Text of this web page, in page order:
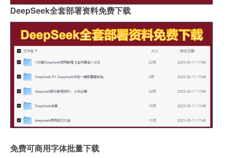
DeepSeek全套部署资料免费下载
免费可商用字体批量下载